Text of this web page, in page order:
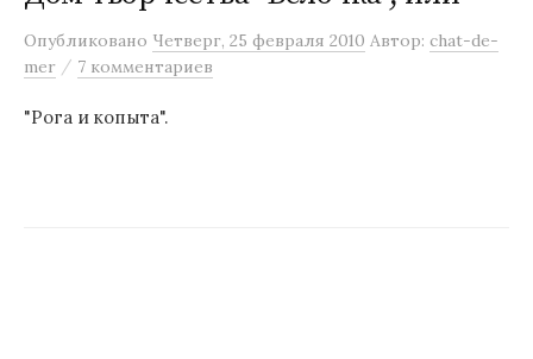
м
у
Опубликовано Четверг, 25 февраля 2010 Автор: chat-de-
mer / 7 комментариев
"Рога и копыта".